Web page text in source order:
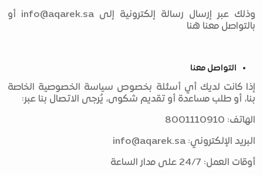
وذلك عبر إرسال رسالة إلكترونية إلى info@aqarek.sa أو
بالتواصل معنا هنا
التواصل معنا
إذا كانت لديك أي أسئلة بخصوص سياسة الخصوصية الخاصة
بنا، أو طلب مساعدة أو تقديم شكوى، يُرجى الاتصال بنا عبر:
الهاتف: 8001110910
البريد الإلكتروني: info@aqarek.sa
أوقات العمل: 24/7 على مدار الساعة